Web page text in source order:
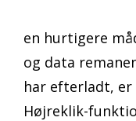
en hurtigere
og data
har efterladt, er
Højreklik-